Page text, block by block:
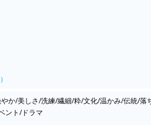
か/美しさ/洗練/繊細/粋/文化/温かみ/伝統/
ント/ドラマ